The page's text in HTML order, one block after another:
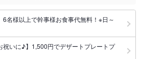
6名様以上で幹事様お食事代無料！※日～
祝いに♪】1,500円でデザートプレートプ